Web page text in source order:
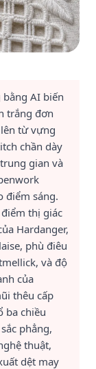
AI biến
trắng đơn
từ vựng
chần dày
gian và
điểm sáng.
thị giác
Hardanger,
phù điêu
và độ
của
thêu cấp
ba chiều
phẳng,
thuật,
dệt may